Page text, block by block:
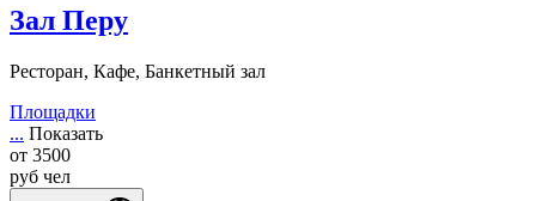
Зал Перу
Ресторан, Кафе, Банкетный зал
Площадки
... Показать
от 3500
руб чел